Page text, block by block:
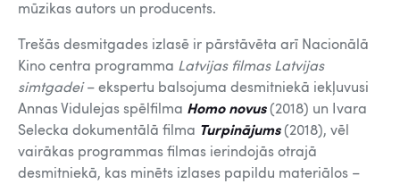
mūzikas autors un producents.
Trešās desmitgades izlasē ir pārstāvēta arī Nacionālā
Kino centra programma Latvijas filmas Latvijas
simtgadei– ekspertu balsojuma desmitniekā iekļuvusi
Annas Vidulejas spēlfilma Homo novus(2018) un Ivara
Selecka dokumentālā filma Turpinājums(2018), vēl
vairākas programmas filmas ierindojās otrajā
desmitniekā, kas minēts izlases papildu materiālos –